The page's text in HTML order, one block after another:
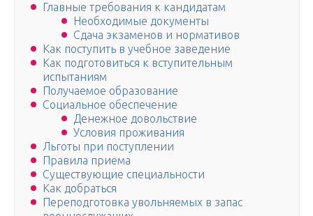
Главные требования к кандидатам
Необходимые документы
Сдача экзаменов и нормативов
Как поступить в учебное заведение
Как подготовиться к вступительным
испытаниям
Получаемое образование
Социальное обеспечение
Денежное довольствие
Условия проживания
Льготы при поступлении
Правила приема
Существующие специальности
Как добраться
Переподготовка увольняемых в запас